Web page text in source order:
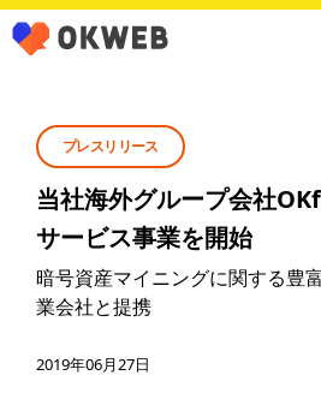
プレスリリース
当社海外グループ会社
サービス事業を開始
暗号資産マイニングに関する豊
業会社と提携
2019年06月27日